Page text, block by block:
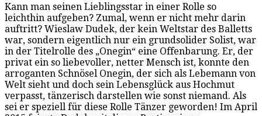
Kann man seinen Lieblingsstar in einer Rolle so
leichthin aufgeben? Zumal, wenn er nicht mehr darin
auftritt? Wieslaw Dudek, der kein Weltstar des Balletts
war, sondern eigentlich nur ein grundsolider Solist, war
in der Titelrolle des „Onegin“ eine Offenbarung. Er, der
privat ein so liebevoller, netter Mensch ist, konnte den
arroganten Schnösel Onegin, der sich als Lebemann von
Welt sieht und doch sein Lebensglück aus Hochmut
verpasst, tänzerisch darstellen wie sonst niemand. Als
sei er speziell für diese Rolle Tänzer geworden! Im April